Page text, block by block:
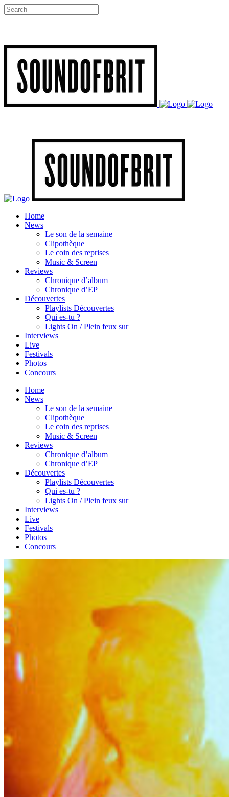
Home
News
Le son de la semaine
Clipothèque
Le coin des reprises
Music & Screen
Reviews
Chronique d’album
Chronique d’EP
Découvertes
Playlists Découvertes
Qui es-tu ?
Lights On / Plein feux sur
Interviews
Live
Festivals
Photos
Concours
Home
News
Le son de la semaine
Clipothèque
Le coin des reprises
Music & Screen
Reviews
Chronique d’album
Chronique d’EP
Découvertes
Playlists Découvertes
Qui es-tu ?
Lights On / Plein feux sur
Interviews
Live
Festivals
Photos
Concours